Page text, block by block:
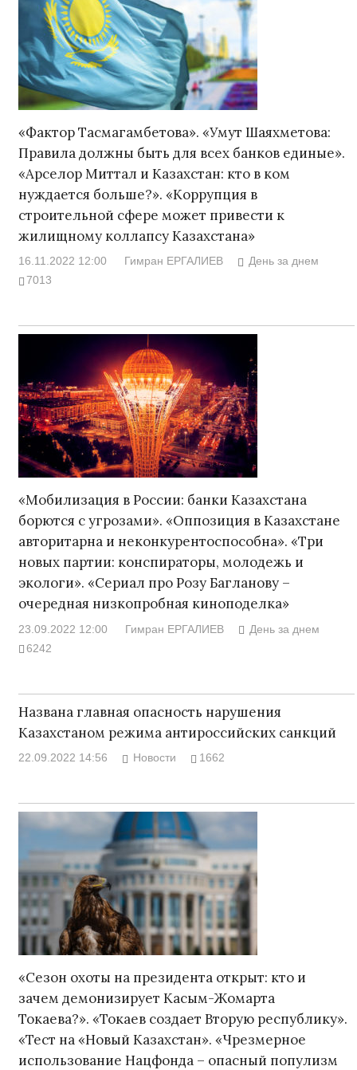
«Фактор Тасмагамбетова». «Умут Шаяхметова:
Правила должны быть для всех банков единые».
«Арселор Миттал и Казахстан: кто в ком
нуждается больше?». «Коррупция в
строительной сфере может привести к
жилищному коллапсу Казахстана»
16.11.2022 12:00 Гимран ЕРГАЛИЕВ
День за днем
7013
«Мобилизация в России: банки Казахстана
борются с угрозами». «Оппозиция в Казахстане
авторитарна и неконкурентоспособна». «Три
новых партии: конспираторы, молодежь и
экологи». «Сериал про Розу Багланову –
очередная низкопробная киноподелка»
23.09.2022 12:00 Гимран ЕРГАЛИЕВ
День за днем
6242
Названа главная опасность нарушения
Казахстаном режима антироссийских санкций
22.09.2022 14:56 Новости 1662
«Сезон охоты на президента открыт: кто и
зачем демонизирует Касым-Жомарта
Токаева?». «Токаев создает Вторую республику».
«Тест на «Новый Казахстан». «Чрезмерное
использование Нацфонда – опасный популизм